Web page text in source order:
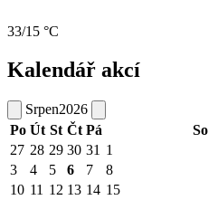
33/15 °C
Kalendář akcí
Srpen2026
Po Út St Čt Pá So
27 28 29 30 31 1
3
4 5 6 7 8
10 11 12 13 14 15